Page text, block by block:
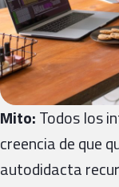
Mito:Todos los
creencia de que
autodidacta